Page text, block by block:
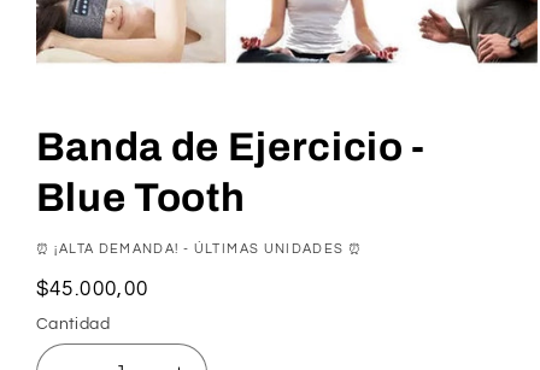
Banda de Ejercicio -
Blue Tooth
⏰ ¡ALTA DEMANDA! - ÚLTIMAS UNIDADES ⏰
Precio
habitual
$45.000,00
Cantidad